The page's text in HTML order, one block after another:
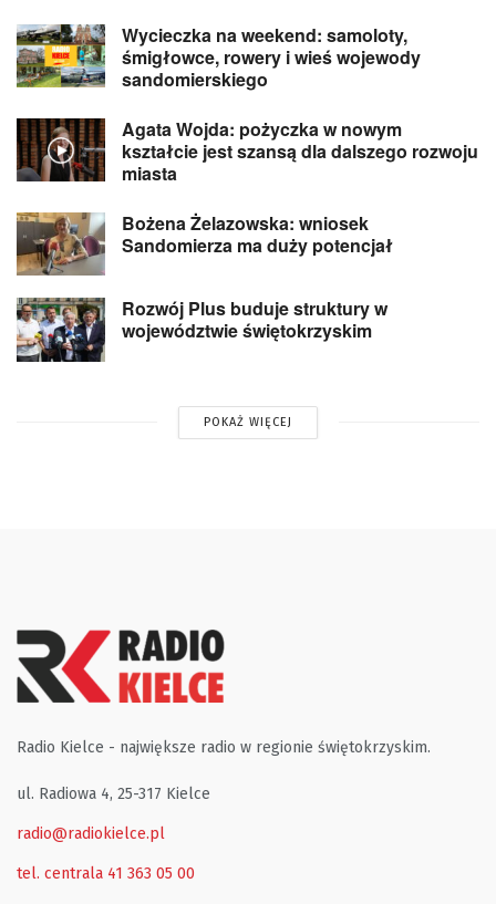
Wycieczka na weekend: samoloty,
śmigłowce, rowery i wieś wojewody
sandomierskiego
Agata Wojda: pożyczka w nowym
kształcie jest szansą dla dalszego rozwoju
miasta
Bożena Żelazowska: wniosek
Sandomierza ma duży potencjał
Rozwój Plus buduje struktury w
województwie świętokrzyskim
POKAŻ WIĘCEJ
Radio Kielce - największe radio w regionie świętokrzyskim.
ul. Radiowa 4, 25-317 Kielce
radio@radiokielce.pl
tel. centrala 41 363 05 00